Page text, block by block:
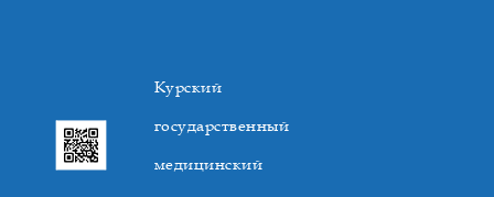
Курский
государственный
медицинский